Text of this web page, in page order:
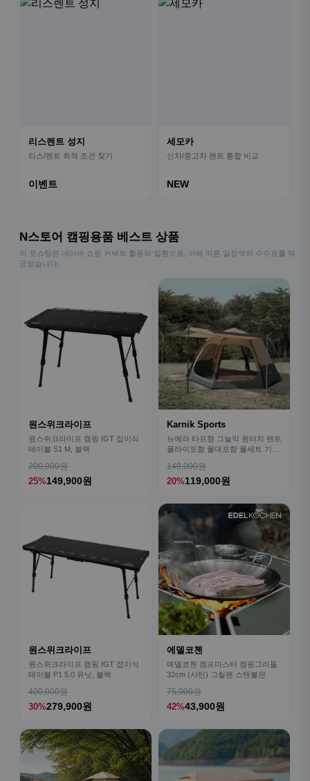
리스렌트 성지
리스/렌트 최적 조건 찾기
이벤트
세모카
신차/중고차 렌트 통합 비교
NEW
N스토어 캠핑용품 베스트 상품
이 포스팅은 네이버 쇼핑 커넥트 활동의 일환으로, 이에 따른 일정액의 수수료를 제
공받습니다.
원스위크라이프
원스위크라이프 캠핑 IGT 접이식
테이블 S1 M, 블랙
200,000원
25%149,900원
Karnik Sports
뉴에라 타프형 그늘막 원터치 텐트
플라이포함 폴대포함 풀세트 기본
149,000원
20%119,000원
원스위크라이프
원스위크라이프 캠핑 IGT 접이식
테이블 P1 5.0 유닛, 블랙
400,000원
30%279,900원
에델코첸
에델코첸 캠프마스터 캠핑그리들
32cm (사틴) 그릴팬 스텐불판
75,900원
42%43,900원